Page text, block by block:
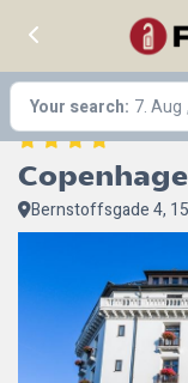
Your search: 7. Aug
Bernstoffsgade 4,